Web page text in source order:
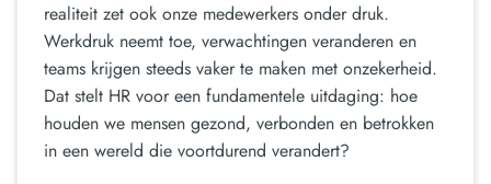
realiteit zet ook onze medewerkers onder druk.
Werkdruk neemt toe, verwachtingen veranderen en
teams krijgen steeds vaker te maken met onzekerheid.
Dat stelt HR voor een fundamentele uitdaging: hoe
houden we mensen gezond, verbonden en betrokken
in een wereld die voortdurend verandert?